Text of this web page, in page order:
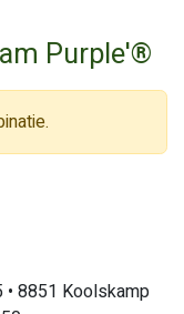
Purple'®
8851 Koolskamp